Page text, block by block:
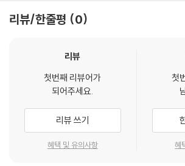
리뷰/한줄평 0
리뷰
첫번째 리뷰어가
되어주세요.
리뷰 쓰기
혜택 및 유의사항
첫
혜